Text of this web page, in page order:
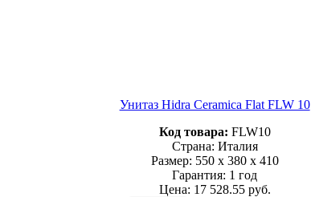
Унитаз Hidra Ceramica Flat FLW 10
Код товара: FLW10
Страна: Италия
Размер: 550 x 380 x 410
Гарантия: 1 год
Цена: 17 528.55 руб.